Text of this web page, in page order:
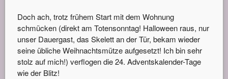
Doch ach, trotz frühem Start mit dem Wohnung
schmücken (direkt am Totensonntag! Halloween raus, nur
unser Dauergast, das Skelett an der Tür, bekam wieder
seine übliche Weihnachtsmütze aufgesetzt! Ich bin sehr
stolz auf mich!) verflogen die 24. Adventskalender-Tage
wie der Blitz!